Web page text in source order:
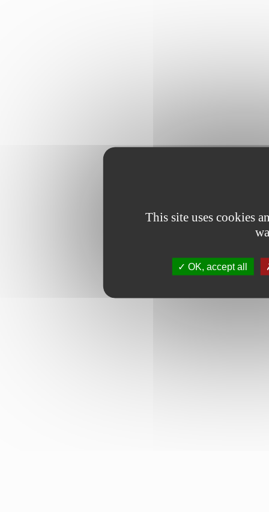
This site uses cookies
OK, accept all